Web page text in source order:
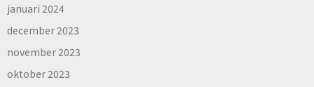
januari 2024
december 2023
november 2023
oktober 2023